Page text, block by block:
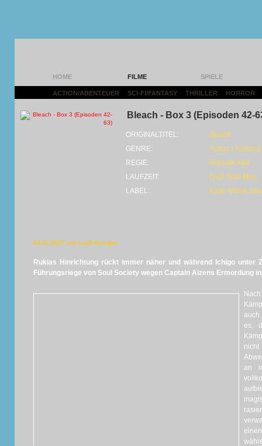
HOME FILME SPIELE
ACTION/ABENTEUER SCI-FI/FANTASY THRILLER HORROR
Bleach - Box 3 (Episoden 42-
ORIGINALTITEL:
Bleach
GENRE:
Action • Fantasy
REGIE:
Noriyuki Abe
LAUFZEIT:
DVD (550 Min)
LABEL:
Kazé Anime
04.11.2017 von LorD Avenger
Rukias Hinrichtung rückt immer näher und während Ichigo unter
Führungsriege von Soul Society wegen Captain Aizens Ermordung in
es,
an